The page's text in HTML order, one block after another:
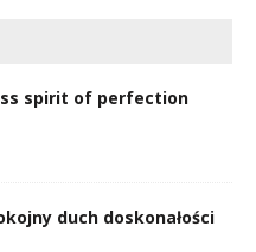
spirit of perfection
duch doskonałości